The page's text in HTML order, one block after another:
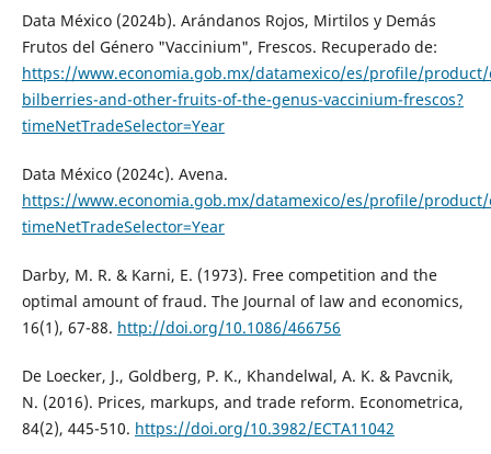
Data México (2024b). Arándanos Rojos, Mirtilos y Demás
Frutos del Género "Vaccinium", Frescos. Recuperado de:
https://www.economia.gob.mx/datamexico/es/profile/
bilberries-and-other-fruits-of-the-genus-vaccinium-frescos?
timeNetTradeSelector=Year
Data México (2024c). Avena.
https://www.economia.gob.mx/datamexico/es/profile/product/
timeNetTradeSelector=Year
Darby, M. R. & Karni, E. (1973). Free competition and the
optimal amount of fraud. The Journal of law and economics,
16(1), 67-88. http://doi.org/10.1086/466756
De Loecker, J., Goldberg, P. K., Khandelwal, A. K. & Pavcnik,
N. (2016). Prices, markups, and trade reform. Econometrica,
84(2), 445-510. https://doi.org/10.3982/ECTA11042